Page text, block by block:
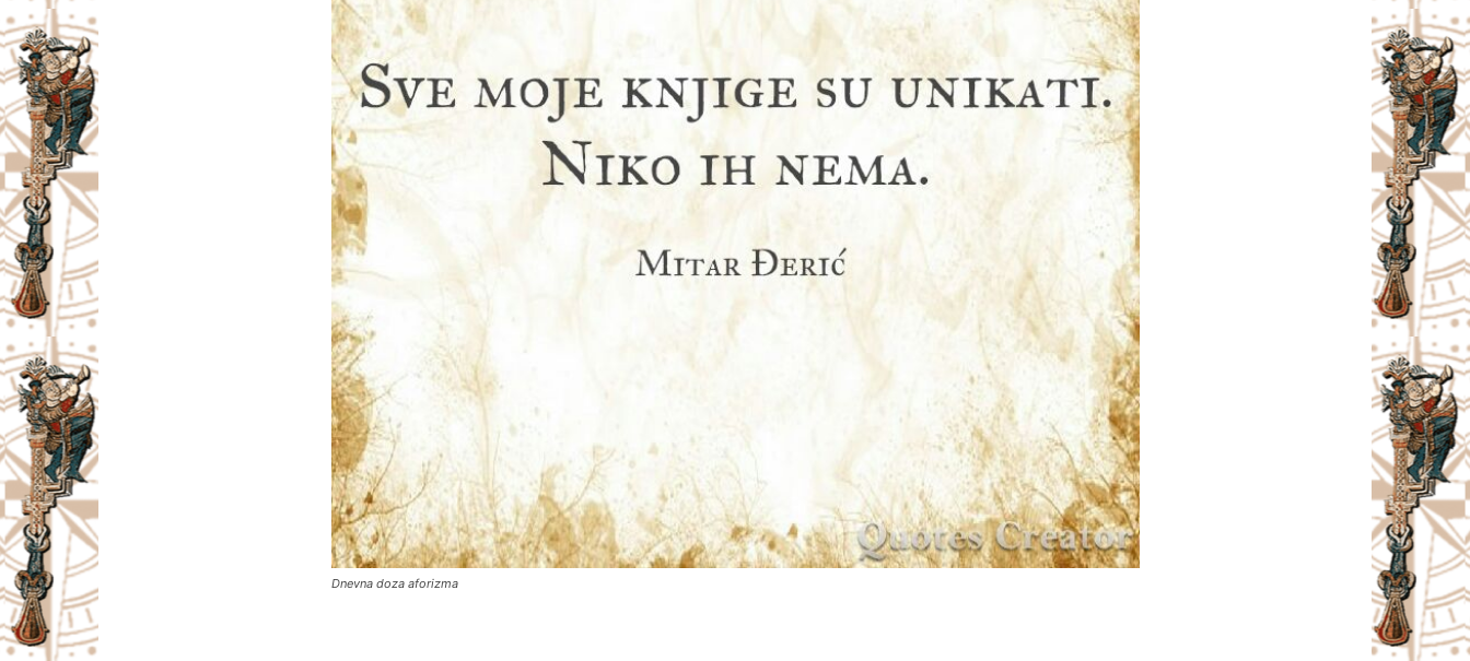
Dnevna doza aforizma